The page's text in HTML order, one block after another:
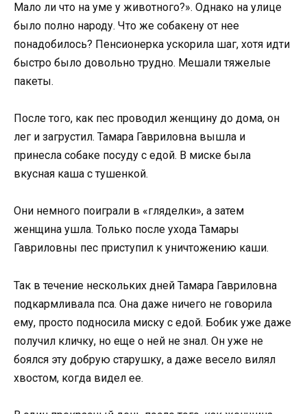
Мало ли что на уме у животного?». Однако на улице
было полно народу. Что же собакену от нее
понадобилось? Пенсионерка ускорила шаг, хотя идти
быстро было довольно трудно. Мешали тяжелые
пакеты.
После того, как пес проводил женщину до дома, он
лег и загрустил. Тамара Гавриловна вышла и
принесла собаке посуду с едой. В миске была
вкусная каша с тушенкой.
Они немного поиграли в «гляделки», а затем
женщина ушла. Только после ухода Тамары
Гавриловны пес приступил к уничтожению каши.
Так в течение нескольких дней Тамара Гавриловна
подкармливала пса. Она даже ничего не говорила
ему, просто подносила миску с едой. Бобик уже даже
получил кличку, но еще о ней не знал. Он уже не
боялся эту добрую старушку, а даже весело вилял
хвостом, когда видел ее.